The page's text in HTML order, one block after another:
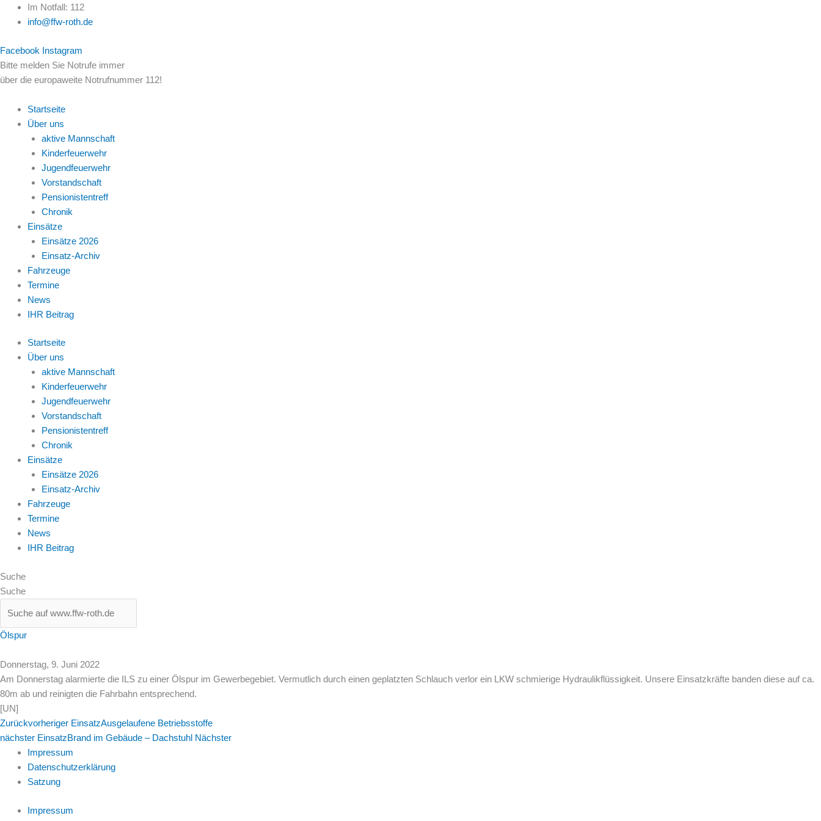
Inhalt
Im Notfall: 112
info@ffw-roth.de
Facebook Instagram
Bitte melden Sie Notrufe immer
über die europaweite Notrufnummer 112!
Startseite
Über uns
aktive Mannschaft
Kinderfeuerwehr
Jugendfeuerwehr
Vorstandschaft
Pensionistentreff
Chronik
Einsätze
Einsätze 2026
Einsatz-Archiv
Fahrzeuge
Termine
News
IHR Beitrag
Startseite
Über uns
aktive Mannschaft
Kinderfeuerwehr
Jugendfeuerwehr
Vorstandschaft
Pensionistentreff
Chronik
Einsätze
Einsätze 2026
Einsatz-Archiv
Fahrzeuge
Termine
News
IHR Beitrag
Suche
Suche
Ölspur
Donnerstag, 9. Juni 2022
Am Donnerstag alarmierte die ILS zu einer Ölspur im Gewerbegebiet. Vermutlich durch einen geplatzten Schlauch verlor ein LKW schmierige Hydraulikflüssigkeit. Unsere Einsatzkräfte banden diese auf ca.
80m ab und reinigten die Fahrbahn entsprechend.
[UN]
Zurückvorheriger EinsatzAusgelaufene Betriebsstoffe
nächster EinsatzBrand im Gebäude – Dachstuhl Nächster
Impressum
Datenschutzerklärung
Satzung
Impressum